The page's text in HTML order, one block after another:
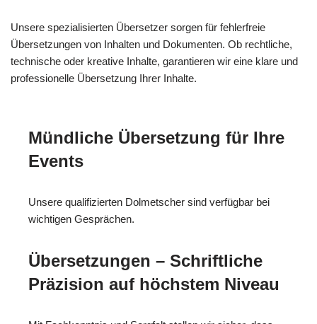
Unsere spezialisierten Übersetzer sorgen für fehlerfreie
Übersetzungen von Inhalten und Dokumenten. Ob rechtliche,
technische oder kreative Inhalte, garantieren wir eine klare und
professionelle Übersetzung Ihrer Inhalte.
Mündliche Übersetzung für Ihre
Events
Unsere qualifizierten Dolmetscher sind verfügbar bei
wichtigen Gesprächen.
Übersetzungen – Schriftliche
Präzision auf höchstem Niveau